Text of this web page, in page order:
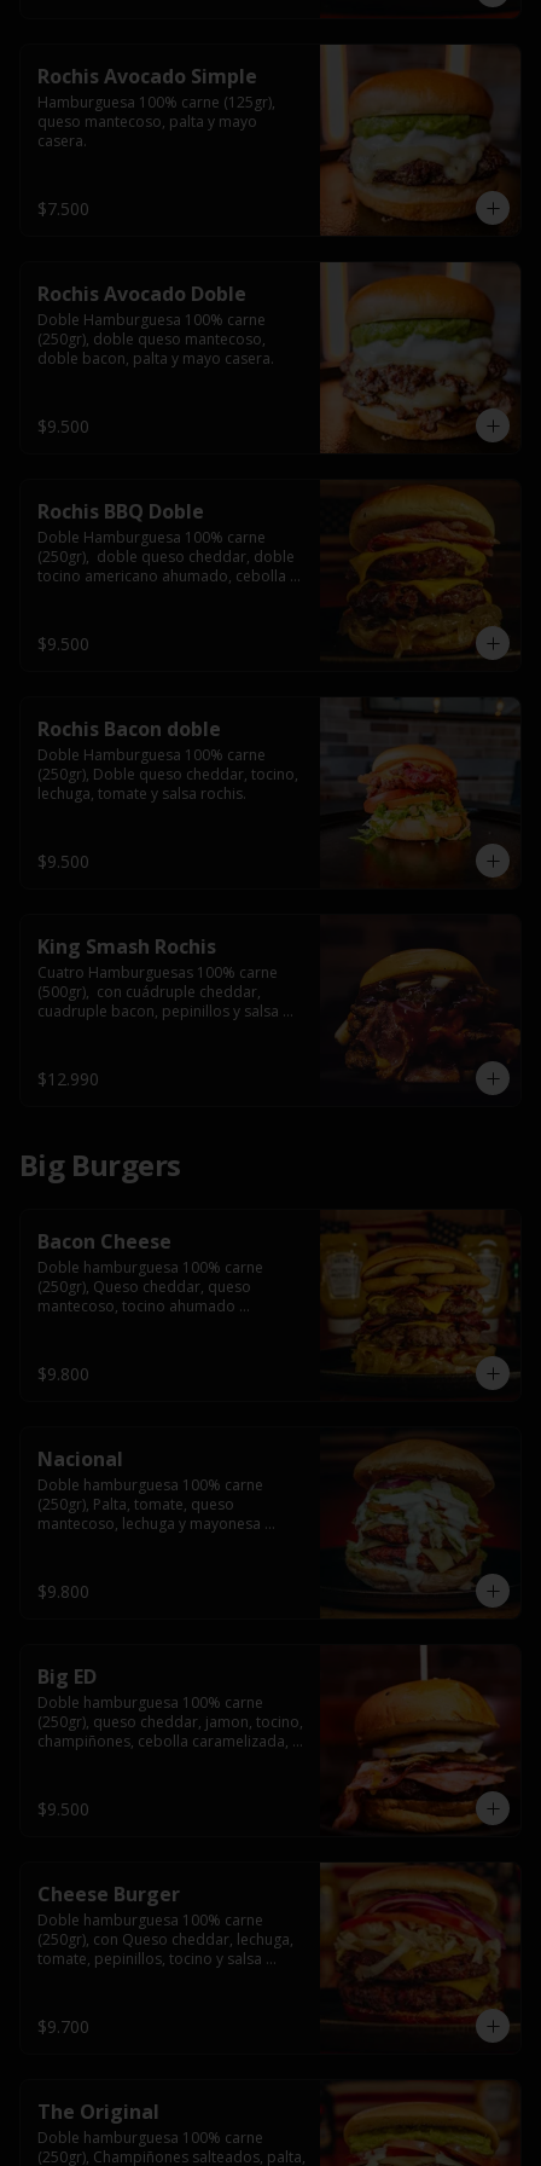
Rochis Avocado Simple
Hamburguesa 100% carne (125gr),
queso mantecoso, palta y mayo
casera.
$7.500
Rochis Avocado Doble
Doble Hamburguesa 100% carne
(250gr), doble queso mantecoso,
doble bacon, palta y mayo casera.
$9.500
Rochis BBQ Doble
Doble Hamburguesa 100% carne
(250gr),  doble queso cheddar, doble
tocino americano ahumado, cebolla
$9.500
Rochis Bacon doble
Doble Hamburguesa 100% carne
(250gr), Doble queso cheddar, tocino,
lechuga, tomate y salsa rochis.
$9.500
King Smash Rochis
Cuatro Hamburguesas 100% carne
(500gr),  con cuádruple cheddar,
cuadruple bacon, pepinillos y salsa
$12.990
Big Burgers
Bacon Cheese
Doble hamburguesa 100% carne
(250gr), Queso cheddar, queso
mantecoso, tocino ahumado
brioche y acompañado de papas
fritas.
$9.800
Nacional
Doble hamburguesa 100% carne
(250gr), Palta, tomate, queso
mantecoso, lechuga y mayonesa
$9.800
Big ED
Doble hamburguesa 100% carne
(250gr), queso cheddar, jamon, tocino,
champiñones, cebolla caramelizada,
$9.500
Cheese Burger
Doble hamburguesa 100% carne
(250gr), con Queso cheddar, lechuga,
tomate, pepinillos, tocino y salsa
$9.700
The Original
Doble hamburguesa 100% carne
(250gr), Champiñones salteados, palta,